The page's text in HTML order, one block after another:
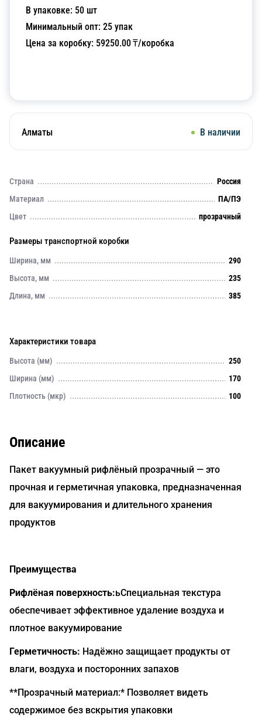
В упаковке: 50 шт
Минимальный опт: 25 упак
Цена за коробку: 59250.00₸/коробка
Алматы В наличии
Страна
Россия
Материал
ПА/ПЭ
Цвет
прозрачный
Размеры транспортной коробки
Ширина, мм
290
Высота, мм
235
Длина, мм
385
Характеристики товара
Высота (мм)
250
Ширина (мм)
170
Плотность (мкр)
100
Описание
Пакет вакуумный рифлёный прозрачный — это
прочная и герметичная упаковка, предназначенная
для вакуумирования и длительного хранения
продуктов
Преимущества
Рифлёная поверхность:ьСпециальная текстура
обеспечивает эффективное удаление воздуха и
плотное вакуумирование
Герметичность: Надёжно защищает продукты от
влаги, воздуха и посторонних запахов
**Прозрачный материал:* Позволяет видеть
содержимое без вскрытия упаковки